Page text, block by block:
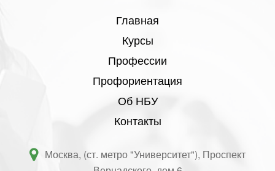
Главная
Курсы
Профессии
Профориентация
Об НБУ
Контакты
Москва, (ст. метро "Университет"), Проспект